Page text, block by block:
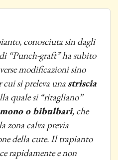
conosciuta sin dagli
“Punch-graft” ha subito
modificazioni sino
cui si preleva una striscia
quale si “ritagliano”
o bibulbari, che
zona calva previa
della cute. Il trapianto
rapidamente e non